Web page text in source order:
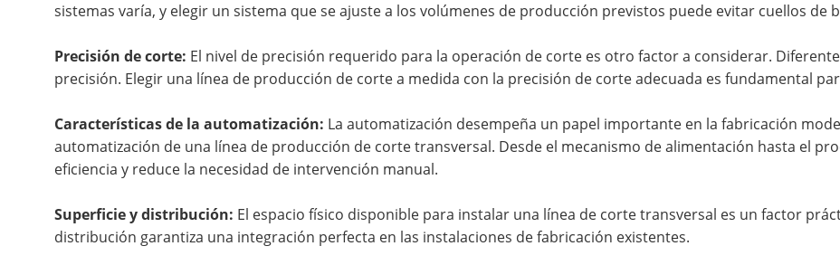
sistemas varía, y elegir un sistema que se ajuste a los volúmenes de producción previstos puede evitar cuellos
Precisión de corte: El nivel de precisión requerido para la operación de corte es otro factor a considerar.
precisión. Elegir una línea de producción de corte a medida con la precisión de corte adecuada es fundamental
Características de la automatización: La automatización desempeña un papel importante en la fabricación
automatización de una línea de producción de corte transversal. Desde el mecanismo de alimentación hasta el
eficiencia y reduce la necesidad de intervención manual.
Superficie y distribución: El espacio físico disponible para instalar una línea de corte transversal es un factor
distribución garantiza una integración perfecta en las instalaciones de fabricación existentes.